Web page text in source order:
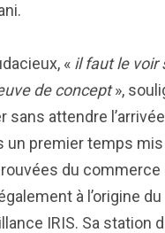
« il faut le voir
de concept»,
sans attendre
un premier temps
du commerce
à l’origine
IRIS. Sa station